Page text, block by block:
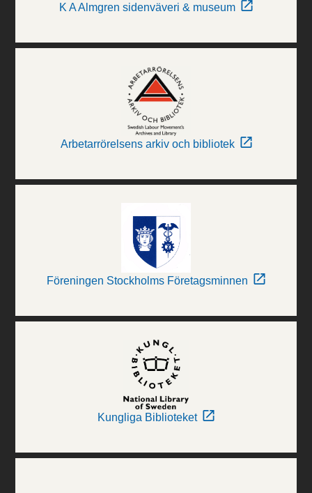
K A Almgren sidenväveri & museum
Arbetarrörelsens arkiv och bibliotek
Föreningen Stockholms Företagsminnen
Kungliga Biblioteket